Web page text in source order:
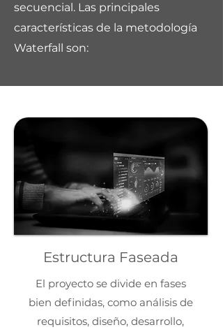
secuencial. Las principales
características de la metodología
Waterfall son:
Estructura Faseada
El proyecto se divide en fases
bien definidas, como análisis de
requisitos, diseño, desarrollo,